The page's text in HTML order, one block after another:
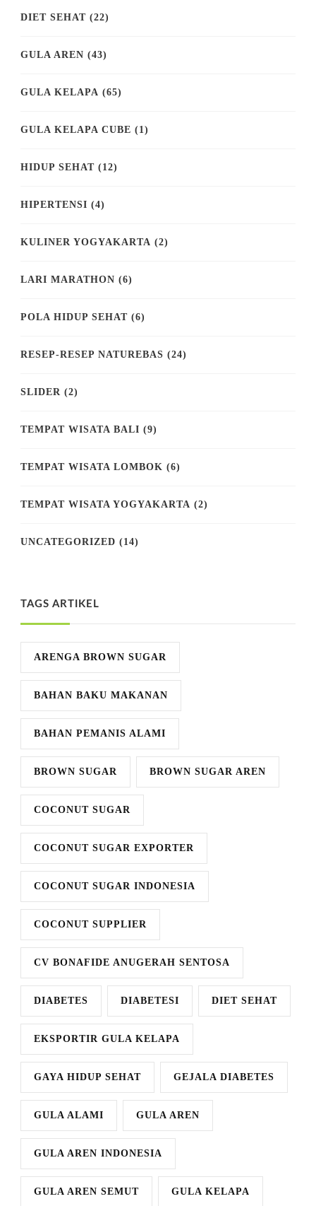
DIET SEHAT (22)
GULA AREN (43)
GULA KELAPA (65)
GULA KELAPA CUBE (1)
HIDUP SEHAT (12)
HIPERTENSI (4)
KULINER YOGYAKARTA (2)
LARI MARATHON (6)
POLA HIDUP SEHAT (6)
RESEP-RESEP NATUREBAS (24)
SLIDER (2)
TEMPAT WISATA BALI (9)
TEMPAT WISATA LOMBOK (6)
TEMPAT WISATA YOGYAKARTA (2)
UNCATEGORIZED (14)
TAGS ARTIKEL
ARENGA BROWN SUGAR
BAHAN BAKU MAKANAN
BAHAN PEMANIS ALAMI
BROWN SUGAR BROWN SUGAR AREN
COCONUT SUGAR
COCONUT SUGAR EXPORTER
COCONUT SUGAR INDONESIA
COCONUT SUPPLIER
CV BONAFIDE ANUGERAH SENTOSA
DIABETES DIABETESI DIET SEHAT
EKSPORTIR GULA KELAPA
GAYA HIDUP SEHAT GEJALA DIABETES
GULA ALAMI GULA AREN
GULA AREN INDONESIA
GULA AREN SEMUT GULA KELAPA